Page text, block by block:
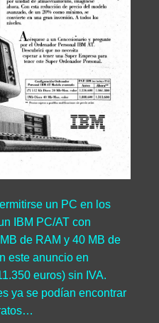
un PC en los
IBM PC/AT con
de RAM y 40 MB de
este anuncio en
euros) sin IVA.
ya se podían encontrar